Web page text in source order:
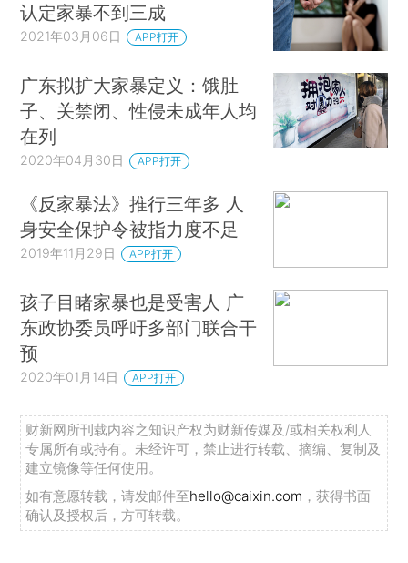
认定家暴不到三成
2021年03月06日 APP打开
广东拟扩大家暴定义：饿肚
子、关禁闭、性侵未成年人均
在列
2020年04月30日 APP打开
《反家暴法》推行三年多 人
身安全保护令被指力度不足
2019年11月29日 APP打开
孩子目睹家暴也是受害人 广
东政协委员呼吁多部门联合干
预
2020年01月14日 APP打开
财新网所刊载内容之知识产权为财新传媒及/或相关权利人
专属所有或持有。未经许可，禁止进行转载、摘编、复制及
建立镜像等任何使用。
如有意愿转载，请发邮件至hello@caixin.com ，获得书面
确认及授权后，方可转载。